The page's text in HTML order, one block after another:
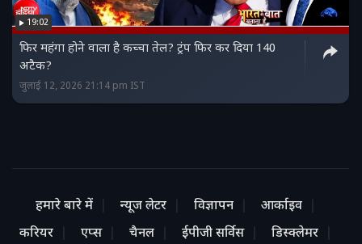
19:02
फिर महंगा होने वाला है कच्चा तेल? ट्रंप फिर कर दिया 140
अटैक?
जुलाई 12, 2026 21:14 pm IST
हमारे बारे में न्यूज लेटर विज्ञापन
आर्काइव
करियर
एप्स चैनल ईपीजी सर्विस डिस्क्लेमर